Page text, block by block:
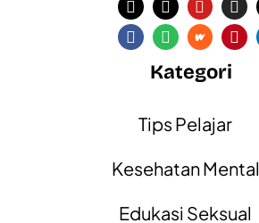
Kategori
Tips Pelajar
Kesehatan Mental
Edukasi Seksual